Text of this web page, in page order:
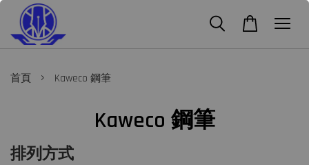
首頁 › Kaweco 鋼筆
Kaweco 鋼筆
排列方式